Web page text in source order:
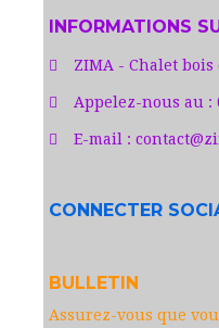
INFORMATIONS
ZIMA - Chalet
Appelez-nous au :
E-mail :
CONNECTER
BULLETIN
Assurez-vous que